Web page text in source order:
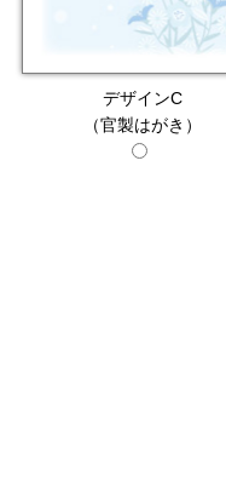
デザインC
（官製はがき）